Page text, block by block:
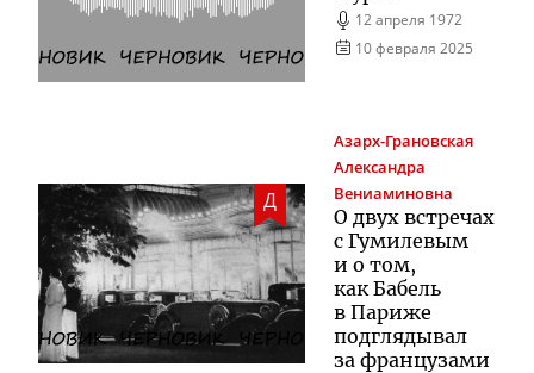
12 апреля 1972
10 февраля 2025
Д
Азарх-Грановская
Александра
Вениаминовна
О двух встречах
с Гумилевым
и о том,
как Бабель
в Париже
подглядывал
за французами